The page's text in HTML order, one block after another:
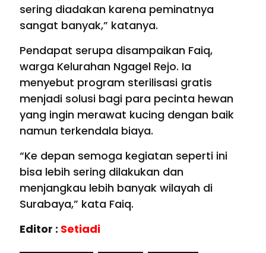
sering diadakan karena peminatnya
sangat banyak,” katanya.
Pendapat serupa disampaikan Faiq,
warga Kelurahan Ngagel Rejo. Ia
menyebut program sterilisasi gratis
menjadi solusi bagi para pecinta hewan
yang ingin merawat kucing dengan baik
namun terkendala biaya.
“Ke depan semoga kegiatan seperti ini
bisa lebih sering dilakukan dan
menjangkau lebih banyak wilayah di
Surabaya,” kata Faiq.
Editor : Setiadi